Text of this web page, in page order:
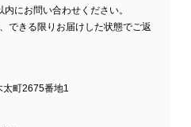
にお問い合わせください。
できる限りお届けした状態でご返
町2675番地1